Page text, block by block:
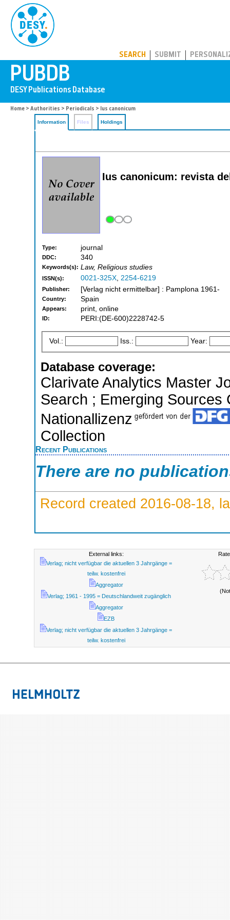
SEARCH SUBMIT
Home > Authorities > Periodicals > Ius canonicum
Information Files Holdings
Ius canonicum: revista
Type: journal
DDC: 340
Keywords(s): Law, Religious studies
ISSN(s): 0021-325X, 2254-6219
Publisher: [Verlag nicht ermittelbar] : Pamplona 1961-
Country: Spain
Appears: print, online
ID: PERI:(DE-600)2228742-5
Vol.: Iss.: Year:
Database coverage:
Clarivate Analytics Master
Search ; Emerging Sources
Nationallizenz
Collection
Recent Publications
There are no
Record created 2016-08-18,
External links:
Verlag; nicht verfügbar die aktuellen 3 Jahrgänge =
teilw. kostenfrei
Aggregator
Verlag; 1961 - 1995 = Deutschlandweit zugänglich
Aggregator
EZB
Verlag; nicht verfügbar die aktuellen 3 Jahrgänge =
teilw. kostenfrei